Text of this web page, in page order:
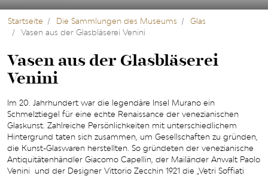
Startseite Die Sammlungen des Museums
Glas
Vasen aus der Glasbläserei Venini
Vasen aus der Glasbläserei
Venini
Im 20. Jahrhundert war die legendäre Insel Murano ein
Schmelztiegel für eine echte Renaissance der venezianischen
Glaskunst. Zahlreiche Persönlichkeiten mit unterschiedlichem
Hintergrund taten sich zusammen, um Gesellschaften zu gründen,
die Kunst-Glaswaren herstellten. So gründeten der venezianische
Antiquitätenhändler Giacomo Capellin, der Mailänder Anwalt Paolo
Venini und der Designer Vittorio Zecchin 1921 die „Vetri Soffiati